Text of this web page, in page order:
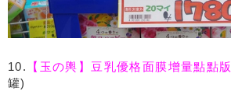
10. 【玉の輿】豆乳優格面膜增量點點版
罐)